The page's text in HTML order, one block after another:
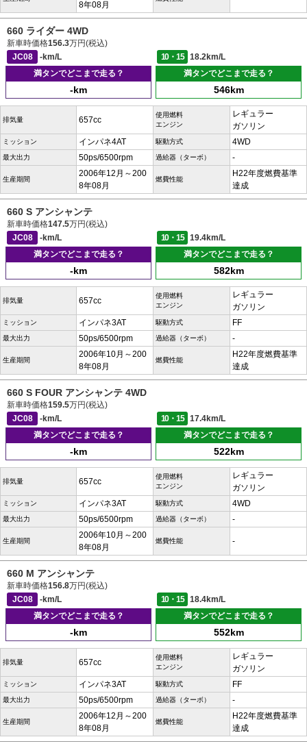
8年08月
660 ライダー 4WD
新車時価格156.3万円(税込)
JC08
-km/L 10・15
18.2km/L
満タンでどこまで走る？
-km
満タンでどこまで走る？
546km
排気量 657cc
使用燃料
エンジン
レギュラー
ガソリン
ミッション インパネ4AT 駆動方式 4WD
最大出力 50ps/6500rpm 過給器（ターボ） -
生産期間
2006年12月～200
8年08月
燃費性能
H22年度燃費基準
達成
660 S アンシャンテ
新車時価格147.5万円(税込)
JC08
-km/L 10・15
19.4km/L
満タンでどこまで走る？
-km
満タンでどこまで走る？
582km
排気量 657cc
使用燃料
エンジン
レギュラー
ガソリン
ミッション インパネ3AT 駆動方式 FF
最大出力 50ps/6500rpm 過給器（ターボ） -
生産期間
2006年10月～200
8年08月
燃費性能
H22年度燃費基準
達成
660 S FOUR アンシャンテ 4WD
新車時価格159.5万円(税込)
JC08
-km/L 10・15
17.4km/L
満タンでどこまで走る？
-km
満タンでどこまで走る？
522km
排気量 657cc
使用燃料
エンジン
レギュラー
ガソリン
ミッション インパネ3AT 駆動方式 4WD
最大出力 50ps/6500rpm 過給器（ターボ） -
生産期間
2006年10月～200
8年08月
燃費性能 -
660 M アンシャンテ
新車時価格156.8万円(税込)
JC08
-km/L 10・15
18.4km/L
満タンでどこまで走る？
-km
満タンでどこまで走る？
552km
排気量 657cc
使用燃料
エンジン
レギュラー
ガソリン
ミッション インパネ3AT 駆動方式 FF
最大出力 50ps/6500rpm 過給器（ターボ） -
生産期間
2006年12月～200
8年08月
燃費性能
H22年度燃費基準
達成